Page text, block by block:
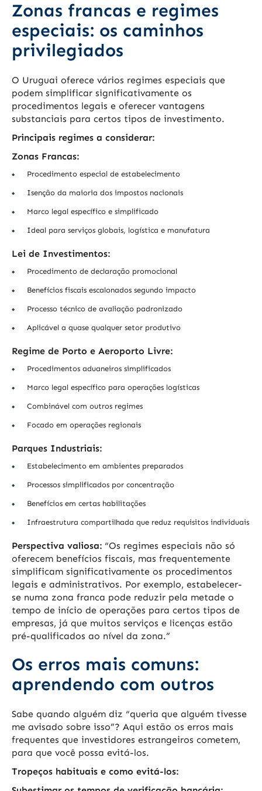
Zonas francas e regimes
especiais: os caminhos
privilegiados
O Uruguai oferece vários regimes especiais que
podem simplificar significativamente os
procedimentos legais e oferecer vantagens
substanciais para certos tipos de investimento.
Principais regimes a considerar:
Zonas Francas:
Procedimento especial de estabelecimento
Isenção da maioria dos impostos nacionais
Marco legal específico e simplificado
Ideal para serviços globais, logística e manufatura
Lei de Investimentos:
Procedimento de declaração promocional
Benefícios fiscais escalonados segundo impacto
Processo técnico de avaliação padronizado
Aplicável a quase qualquer setor produtivo
Regime de Porto e Aeroporto Livre:
Procedimentos aduaneiros simplificados
Marco legal específico para operações logísticas
Combinável com outros regimes
Focado em operações regionais
Parques Industriais:
Estabelecimento em ambientes preparados
Processos simplificados por concentração
Benefícios em certas habilitações
Infraestrutura compartilhada que reduz requisitos individuais
Perspectiva valiosa: “Os regimes especiais não só
oferecem benefícios fiscais, mas frequentemente
simplificam significativamente os procedimentos
legais e administrativos. Por exemplo, estabelecer-
se numa zona franca pode reduzir pela metade o
tempo de início de operações para certos tipos de
empresas, já que muitos serviços e licenças estão
pré-qualificados ao nível da zona.”
Os erros mais comuns:
aprendendo com outros
Sabe quando alguém diz “queria que alguém tivesse
me avisado sobre isso”? Aqui estão os erros mais
frequentes que investidores estrangeiros cometem,
para que você possa evitá-los.
Tropeços habituais e como evitá-los: